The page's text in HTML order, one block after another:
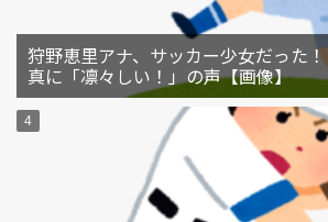
狩野恵里アナ、サッカー少女だった
真に「凛々しい！」の声【画像】